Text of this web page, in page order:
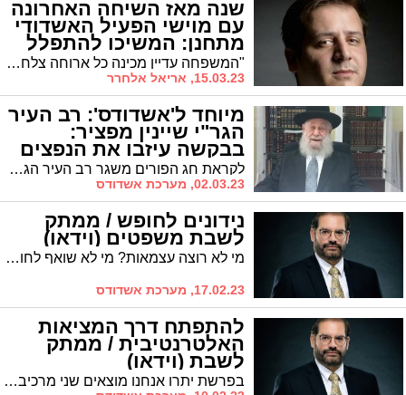
שנה מאז השיחה האחרונה
עם מוישי הפעיל האשדודי
מתחנן: המשיכו להתפלל
"המשפחה עדיין מכינה כל ארוחה צלחת וסכו"ם גם למוישי, המשפחה עדיין קופצת מכל דפיקה בדלת אולי מוישי יופיע" * שנה חלפה מאז הפעם האחרונה בו שוחחו גיטי ושמואל קליינרמן עם בנם מוישי שנעדר מאז מביתם * אריאל אלחרר כותב מדם ליבו
15.03.23, אריאל אלחרר
מיוחד ל'אשדודס': רב העיר
הגר"י שיינין מפציר:
בבקשה עיזבו את הנפצים
לקראת חג הפורים משגר רב העיר הגאון הרב יוסף שיינין באמצעות 'אשדודס' מסר מיוחד לילדי העיר בו הוא מפציר בהם שלא לעשות שימוש בנפצים הזורעים פחד בלב תושבים רבים
02.03.23, מערכת אשדודס
נידונים לחופש / ממתק
לשבת משפטים (וידאו)
מי לא רוצה עצמאות? מי לא שואף לחופש וחירות? אבל האם אנחנו באמת חיים באופן עצמאי? האם אנחנו באמת מממשים את אותו חופש שאנחנו נלחמים עליו? * הרב אביחי כהן עושה סדר
17.02.23, מערכת אשדודס
להתפתח דרך המציאות
האלטרנטיבית / ממתק
לשבת (וידאו)
בפרשת יתרו אנחנו מוצאים שני מרכיבים מרכזיים שנותנים מענה ומאתגרים אותנו בכל מה שקשור לקשרים המבוססים על חיבור וקשר רגשי * המטפל הזוגי הבכיר הרב אביחי כהן עם ממתק לשבת קבלת התורה